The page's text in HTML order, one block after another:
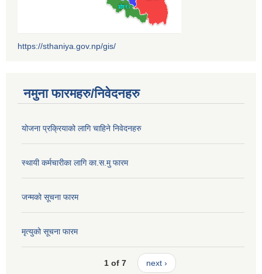
https://sthaniya.gov.np/gis/
नमुना फारमहरु/निवेदनहरु
योजना प्रक्रियाको लागि चाहिने निवेदनहरु
स्थायी कर्मचारीका लागि का.स.मु फारम
जन्मको सूचना फारम
मृत्युको सूचना फारम
1 of 7 next ›